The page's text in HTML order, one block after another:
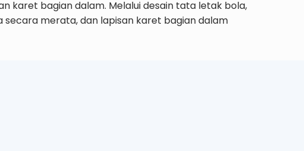
karet bagian dalam. Melalui desain tata letak bola,
merata, dan lapisan karet bagian dalam